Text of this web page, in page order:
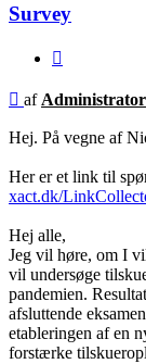
Survey
Indlæg
af Administrator
Hej. På vegne af
Her er et link til
xact.dk/
Hej alle,
Jeg vil høre, om I
vil undersøge
pandemien.
afsluttende
etableringen af en
forstærke